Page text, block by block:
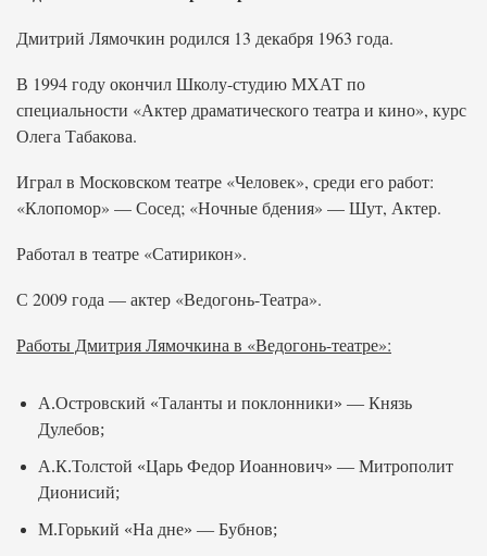
Дмитрий Лямочкин родился 13 декабря 1963 года.
В 1994 году окончил Школу-студию МХАТ по
специальности «Актер драматического театра и кино», курс
Олега Табакова.
Играл в Московском театре «Человек», среди его работ:
«Клопомор» — Сосед; «Ночные бдения» — Шут, Актер.
Работал в театре «Сатирикон».
С 2009 года — актер «Ведогонь-Театра».
Работы Дмитрия Лямочкина в «Ведогонь-театре»:
А.Островский «Таланты и поклонники» — Князь
Дулебов;
А.К.Толстой «Царь Федор Иоаннович» — Митрополит
Дионисий;
М.Горький «На дне» — Бубнов;